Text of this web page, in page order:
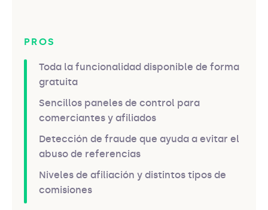
PROS
Toda la funcionalidad disponible de forma
gratuita
Sencillos paneles de control para
comerciantes y afiliados
Detección de fraude que ayuda a evitar el
abuso de referencias
Niveles de afiliación y distintos tipos de
comisiones